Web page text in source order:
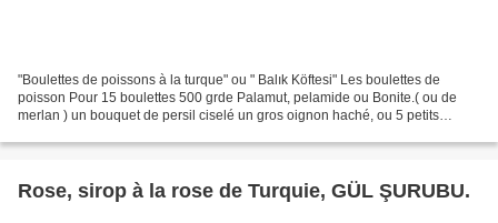
"Boulettes de poissons à la turque" ou " Balık Köftesi" Les boulettes de
poisson Pour 15 boulettes 500 grde Palamut, pelamide ou Bonite.( ou de
merlan ) un bouquet de persil ciselé un gros oignon haché, ou 5 petits
Rose, sirop à la rose de Turquie, GÜL ŞURUBU.